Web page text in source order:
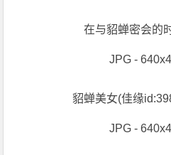
在与貂蝉密会的
JPG -
貂蝉美女(佳缘
JPG -